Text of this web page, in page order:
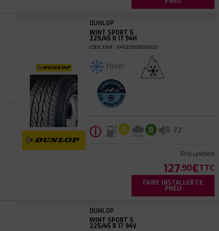
DUNLOP
WINT SPORT 5
225/45 R 17 94H
CODE EAN : 5452000833020
Hiver
ⓘ D B B 72
Prix unitaire
127.90€TTC
FAIRE INSTALLER CE
PNEU
DUNLOP
WINT SPORT 5
225/45 R 17 94V